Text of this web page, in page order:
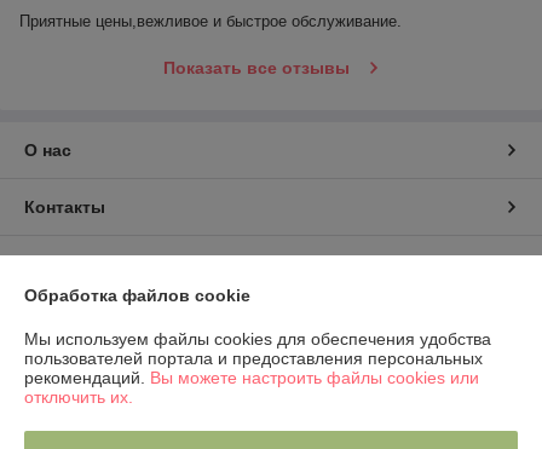
Приятные цены,вежливое и быстрое обслуживание.
Показать все отзывы
О нас
Контакты
Полная версия сайта
Политика обработки cookies
Обработка файлов cookie
Мы используем файлы cookies для обеспечения удобства
пользователей портала и предоставления персональных
рекомендаций. Вы можете настроить файлы cookies или
отключить их.